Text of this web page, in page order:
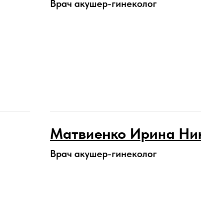
Врач акушер-гинеколог
Матвиенко Ирина
Врач акушер-гинеколог